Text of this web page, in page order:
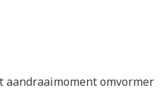
omvormer